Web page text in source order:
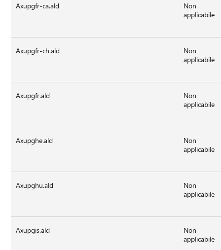
Axupgfr-ca.ald
Non
applicabile
Axupgfr-ch.ald
Non
applicabile
Axupgfr.ald
Non
applicabile
Axupghe.ald
Non
applicabile
Axupghu.ald
Non
applicabile
Axupgis.ald
Non
applicabile